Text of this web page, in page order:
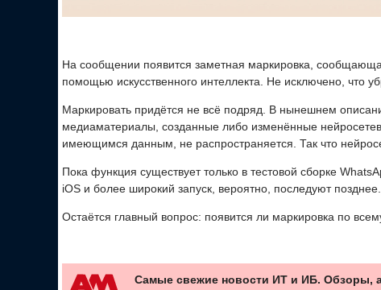
На сообщении появится заметная маркировка,
помощью искусственного интеллекта. Не исключено, что
Маркировать придётся не всё подряд. В нынешнем
медиаматериалы, созданные либо изменённые
имеющимся данным, не распространяется. Так что
Пока функция существует только в тестовой сборке
iOS и более широкий запуск, вероятно, последуют позднее.
Остаётся главный вопрос: появится ли маркировка по
Самые свежие новости ИТ и ИБ. Обзоры,